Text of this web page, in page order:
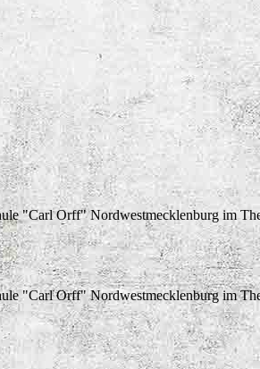
"Carl Orff" Nordwestmecklenburg im
"Carl Orff" Nordwestmecklenburg im